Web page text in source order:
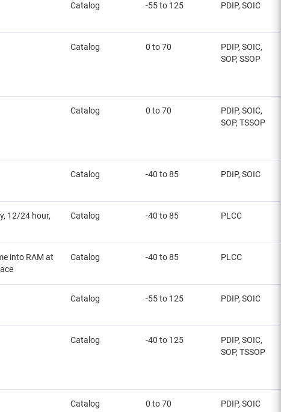
Catalog -55 to 125 PDIP, SOIC
Catalog 0 to 70
PDIP, SOIC,
SOP, SSOP
Catalog 0 to 70
PDIP, SOIC,
SOP, TSSOP
Catalog -40 to 85 PDIP, SOIC
12/24 hour,
Catalog -40 to 85 PLCC
into RAM at
Catalog -40 to 85 PLCC
Catalog -55 to 125 PDIP, SOIC
Catalog -40 to 125
PDIP, SOIC,
SOP, TSSOP
Catalog 0 to 70 PDIP, SOIC